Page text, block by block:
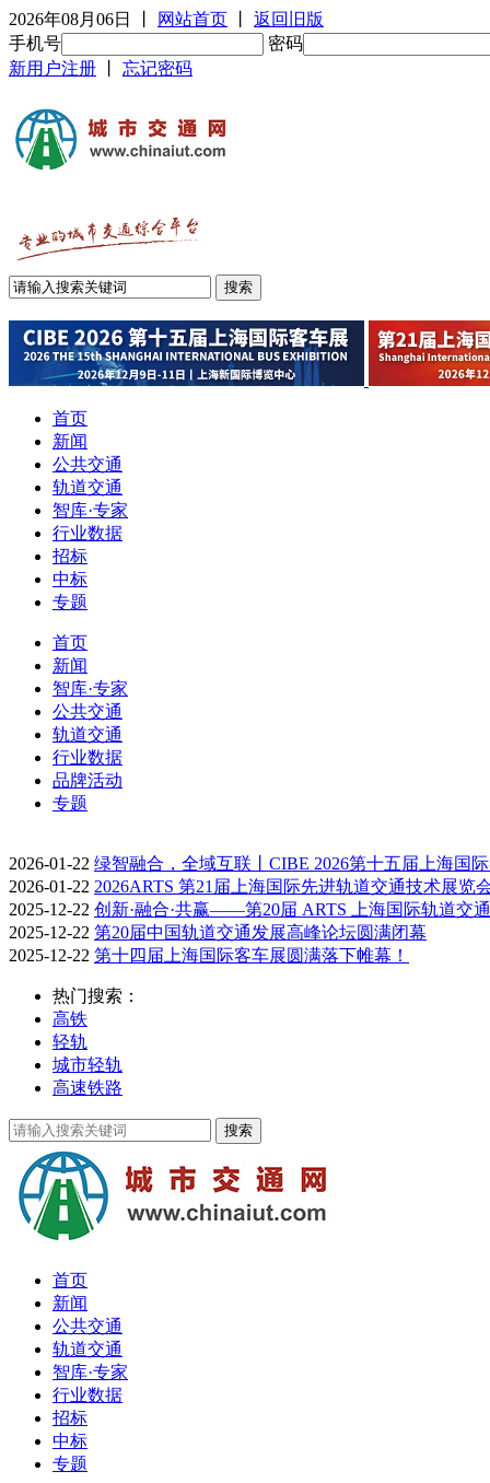
2026年08月06日 网站首页
返回旧版
手机号
密码
新用户注册
忘记密码
首页
新闻
公共交通
轨道交通
智库·专家
行业数据
招标
中标
专题
首页
新闻
智库·专家
公共交通
轨道交通
行业数据
品牌活动
专题
2026-01-22 绿智融合，全域互联丨CIBE 2026第十五届上海国
2026-01-22 2026ARTS 第21届上海国际先进轨道交通技术展览
2025-12-22 创新·融合·共赢——第20届 ARTS 上海国际轨道交
2025-12-22 第20届中国轨道交通发展高峰论坛圆满闭幕
2025-12-22 第十四届上海国际客车展圆满落下帷幕！
热门搜索：
高铁
轻轨
城市轻轨
高速铁路
首页
新闻
公共交通
轨道交通
智库·专家
行业数据
招标
中标
专题